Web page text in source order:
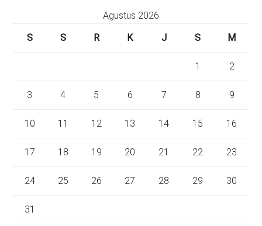
Agustus 2026
S
S R K J S M
1 2
3 4 5 6 7 8 9
10 11 12 13 14 15 16
17 18 19 20 21 22 23
24 25 26 27 28 29 30
31